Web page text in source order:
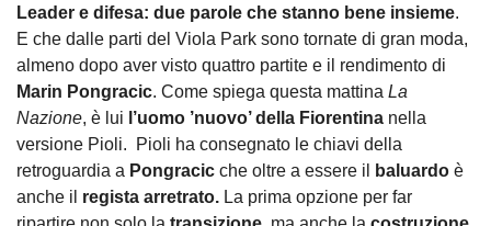
Leader e difesa: due parole che stanno bene insieme.
E che dalle parti del Viola Park sono tornate di gran moda,
almeno dopo aver visto quattro partite e il rendimento di
Marin Pongracic. Come spiega questa mattina La
Nazione, è lui l’uomo ’nuovo’ della Fiorentina nella
versione Pioli. Pioli ha consegnato le chiavi della
retroguardia a Pongracic che oltre a essere il baluardo è
anche il regista arretrato. La prima opzione per far